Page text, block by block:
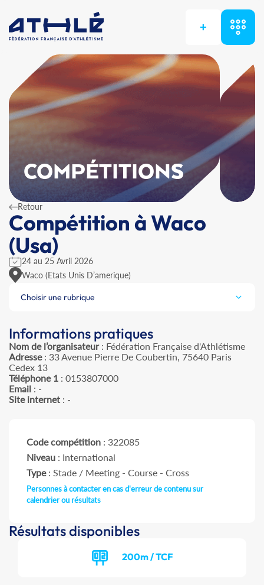
+
COMPÉTITIONS
Retour
Compétition à Waco
(Usa)
24 au 25 Avril 2026
Waco (Etats Unis D’amerique)
Choisir une rubrique
Informations pratiques
Nom de l’organisateur: Fédération Française d'Athlétisme
Adresse: 33 Avenue Pierre De Coubertin, 75640 Paris
Cedex 13
Téléphone 1 : 0153807000
Email : -
Site internet : -
Code compétition : 322085
Niveau : International
Type: Stade / Meeting - Course - Cross
Personnes à contacter en cas d'erreur de contenu sur
calendrier ou résultats
Résultats disponibles
200m / TCF